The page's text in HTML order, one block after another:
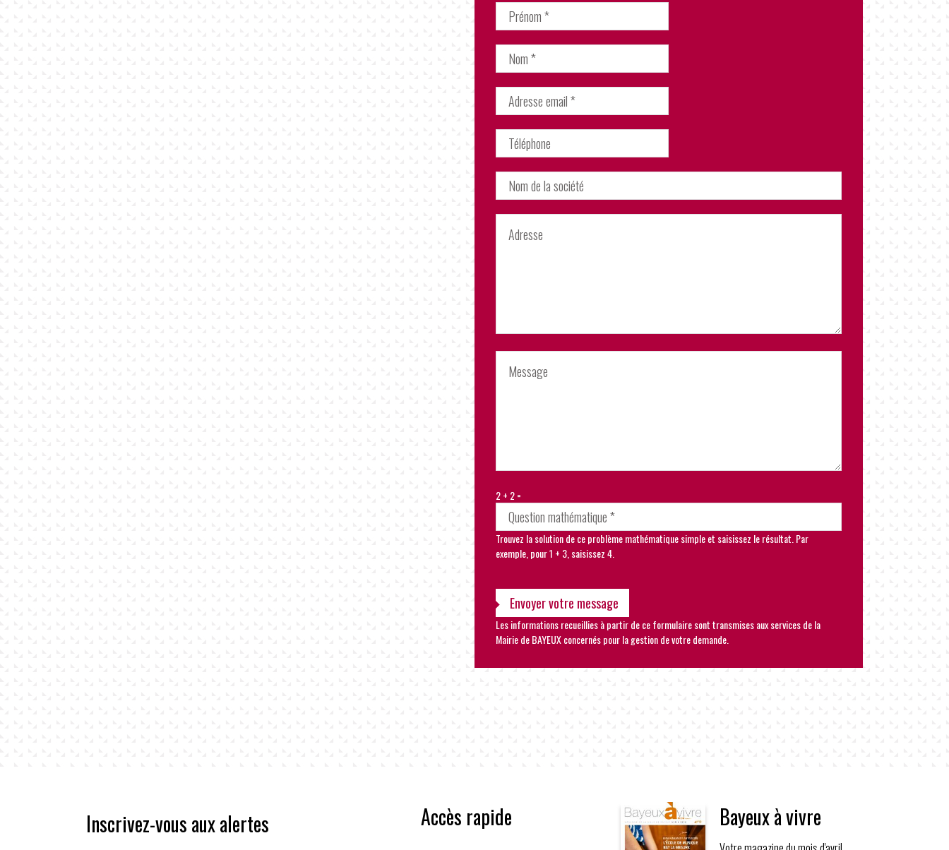
2 + 2 =
Trouvez la solution de ce problème mathématique simple et saisissez le résultat. Par
exemple, pour 1 + 3, saisissez 4.
Les informations recueillies à partir de ce formulaire sont transmises aux services de la
Mairie de BAYEUX concernés pour la gestion de votre demande.
Inscrivez-vous aux alertes Accès rapide Bayeux à vivre